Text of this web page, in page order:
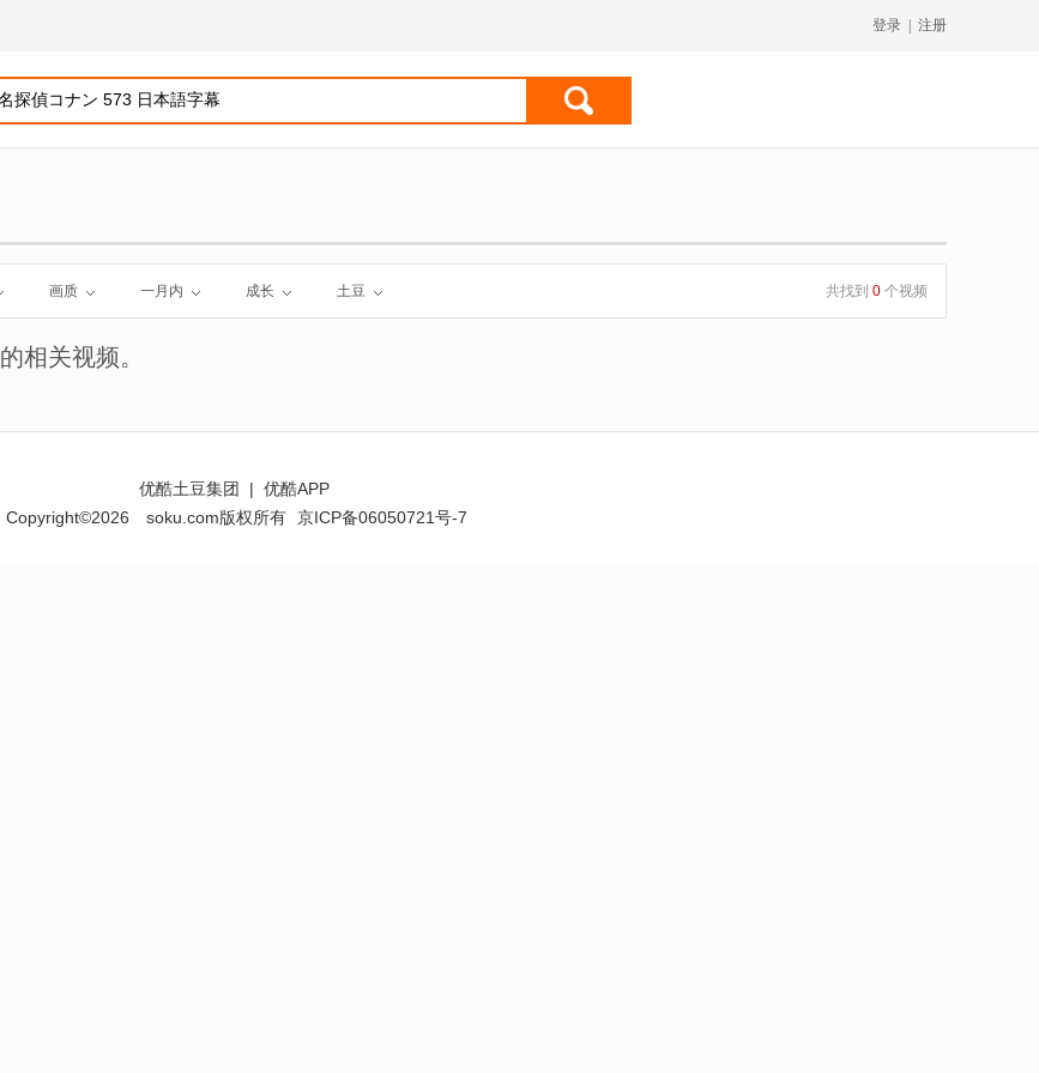
登录 注册
画质 一月内 成长 土豆 共找到 0 个视频
的相关视频。
优酷土豆集团 | 优酷APP
Copyright©2026
soku.com版权所有 京ICP备06050721号-7